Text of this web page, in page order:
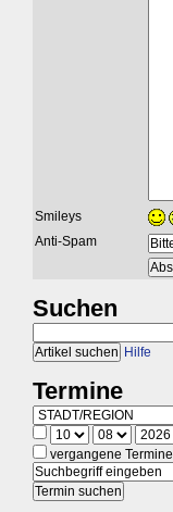
Smileys
Anti-Spam
Suchen
Hilfe
Termine
vergangene